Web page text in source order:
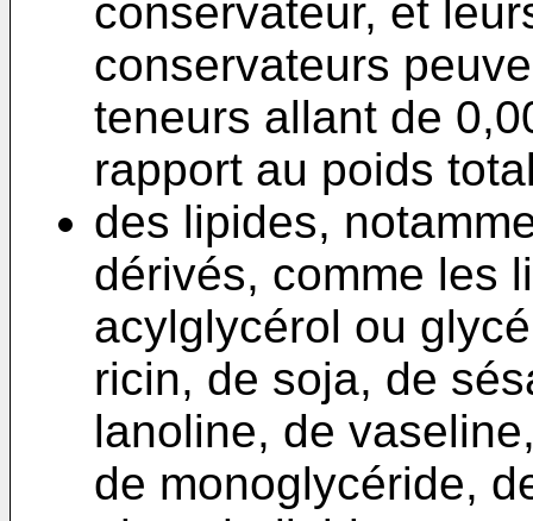
conservateur, et
conservateurs
teneurs allant de
rapport au poids
des lipides,
dérivés, comme les
acylglycérol ou
ricin, de soja, de
lanoline, de
de monoglycéride,